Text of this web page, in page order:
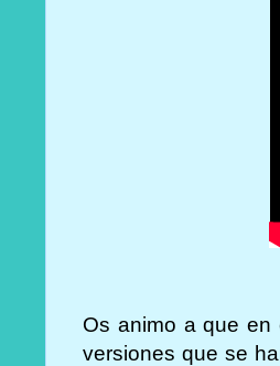
Os animo a que en
versiones que se